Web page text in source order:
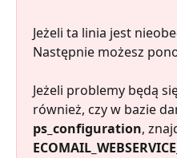
Jeżeli ta linia jest
Następnie możesz
Jeżeli problemy będą
również, czy w bazie
ps_configuration,